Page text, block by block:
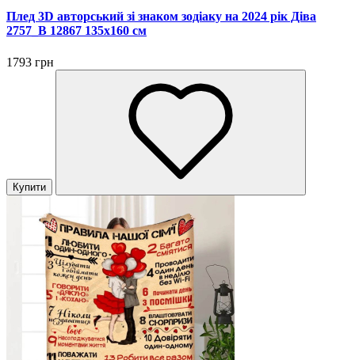
Плед 3D авторський зі знаком зодіаку на 2024 рік Діва
2757_B 12867 135х160 см
1793 грн
Купити